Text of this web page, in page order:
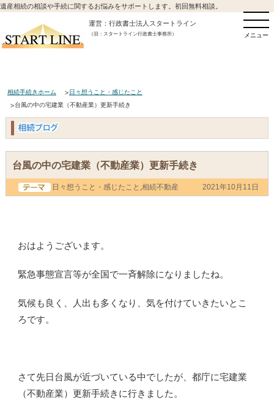
遺産相続の相談や手続に関するお悩みをサポートします。初回無料相談。
運営：行政書士法人スタートライン
（旧：スタートライン行政書士事務所） メニュー
相続手続きホーム
日々想うこと・感じたこと
台風の中の宅建業（不動産業）更新手続き
台風の中の宅建業（不動産業）更新手続き
日々想うこと・感じたこと ,相続不動産 2021年10月11日
おはようございます。
緊急事態宣言等が全国で一斉解除になりましたね。
気候も良く、人出も多くなり、気を付けていきたいとこ
ろです。
さて先日台風が近づいている中でしたが、都庁に宅建業
（不動産業）更新手続きに行きました。